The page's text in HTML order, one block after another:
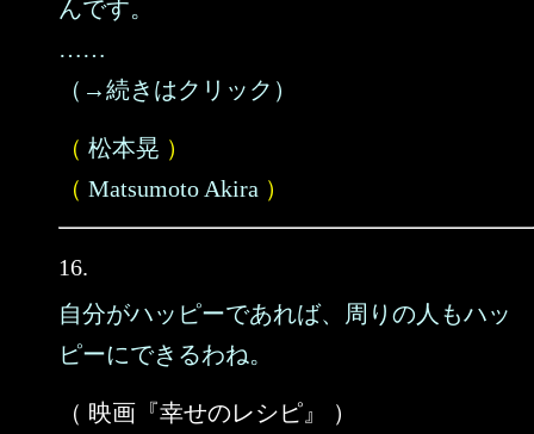
んです。
……
（→続きはクリック）
（ 松本晃 ）
（ Matsumoto Akira ）
16.
自分がハッピーであれば、周りの人もハッ
ピーにできるわね。
（ 映画『幸せのレシピ』 ）